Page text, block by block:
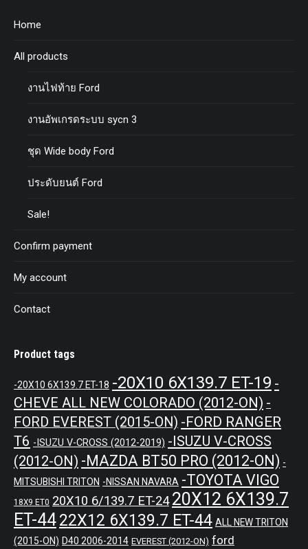
Home
All products
งานไฟท้าย Ford
งานอัพเกรดระบบ sycn 3
ชุด Wide body Ford
ประดับยนต์ Ford
Sale!
Confirm payment
My account
Contact
Product tags
-20X10 6X139.7 ET-18 -20X10 6X139.7 ET-19 -
CHEVE ALL NEW COLORADO (2012-ON) -
FORD EVEREST (2015-ON) -FORD RANGER
T6 -ISUZU V-CROSS (2012-2019) -ISUZU V-CROSS
(2012-ON) -MAZDA BT50 PRO (2012-ON) -
MITSUBISHI TRITON -NISSAN NAVARA -TOYOTA VIGO
18X9 ET0 20X10 6/139.7 ET-24 20X12 6X139.7
ET-4422X12 6X139.7 ET-44 ALL NEW TRITON
(2015-ON) D40 2006-2014 EVEREST (2012-ON) ford